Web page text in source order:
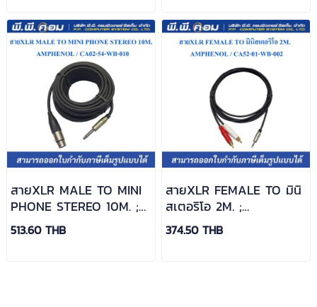
สายXLR MALE TO MINI
PHONE STEREO 10M. ;
AMPHENOL / CA02-54-
WB-010
513.60 THB
สายXLR FEMALE TO มินิ
สเตอริโอ 2M. ;
AMPHENOL / CA52-01-
WB-002
374.50 THB